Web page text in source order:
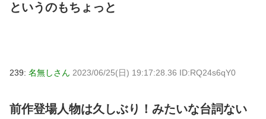
というのもちょっと
239: 名無しさん 2023/06/25(日) 19:17:28.36 ID:RQ24s6qY0
前作登場人物は久しぶり！みたいな台詞ない